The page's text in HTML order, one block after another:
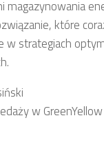
magazynowania
które
w strategiach
w